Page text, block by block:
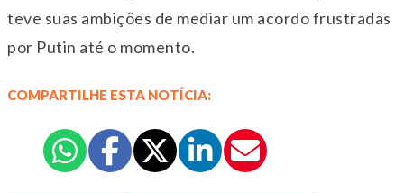
teve suas ambições de mediar um acordo frustradas
por Putin até o momento.
COMPARTILHE ESTA NOTÍCIA: